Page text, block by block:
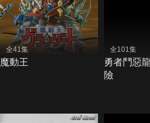
全41集
魔動王
全101集
勇者鬥惡
險